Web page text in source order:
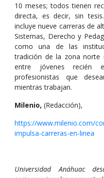
10 meses; todos tienen
directa, es decir, sin
incluye nueve carreras de
Sistemas, Derecho y
como una de las
tradición de la zona norte
entre jóvenes recién
profesionistas que
mientras trabajan.
Milenio, (Redacción),
https://www.milenio.com/
impulsa-carreras-en-linea
Universidad Anáhuac